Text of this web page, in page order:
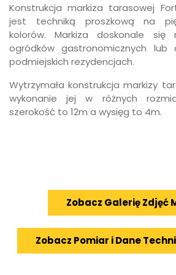
Konstrukcja markiza tarasowej
jest techniką proszkową na
kolorów. Markiza doskonale się
ogródków gastronomicznych
podmiejskich rezydencjach.
Wytrzymała konstrukcja markizy
wykonanie jej w różnych
szerokość to 12m a wysięg to 4m.
Zobacz Galerię Zdjęć
Zobacz Pomiar i Dane